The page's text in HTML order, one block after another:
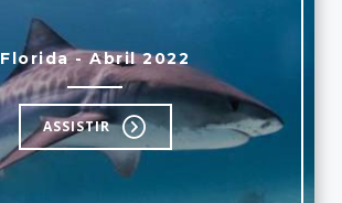
Florida - Abril 2022
ASSISTIR